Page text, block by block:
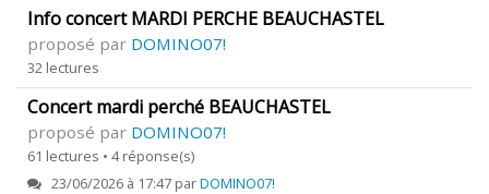
Info concert MARDI PERCHE BEAUCHASTEL
proposé par DOMINO07!
32 lectures
Concert mardi perché BEAUCHASTEL
proposé par DOMINO07!
61 lectures • 4 réponse(s)
23/06/2026 à 17:47 parDOMINO07!